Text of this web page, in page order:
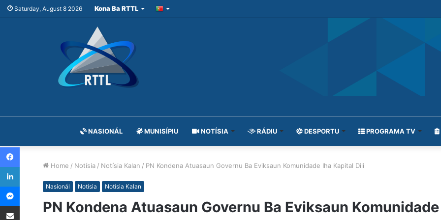
Saturday, August 8 2026 Kona Ba RTTL
NASIONÁL MUNISÍPIU NOTÍSIA RÁDIU DESPORTU PROGRAMA TV
Home / Notísia / Notísia Kalan / PN Kondena Atuasaun Governu Ba Eviksaun Komunidade Iha Kapital Dili
Nasionál Notísia Notísia Kalan
PN Kondena Atuasaun Governu Ba Eviksaun
Facebook
LinkedIn
Messenger